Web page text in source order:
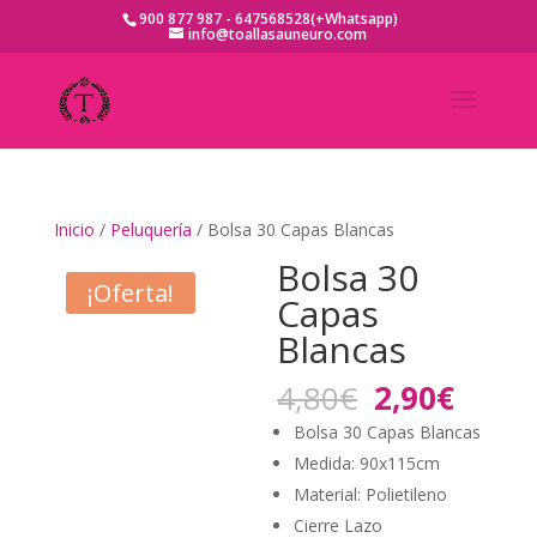
900 877 987 - 647568528(+Whatsapp)
info@toallasauneuro.com
Inicio / Peluquería / Bolsa 30 Capas Blancas
¡Oferta! Bolsa 30
Capas
Blancas
4,80€ El
precio
original
era:
4,80€.
2,90€El
Bolsa 30 Capas Blancas
Medida: 90x115cm
Material: Polietileno
Cierre Lazo